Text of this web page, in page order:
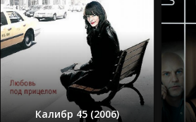
Калибр 45 (2006)